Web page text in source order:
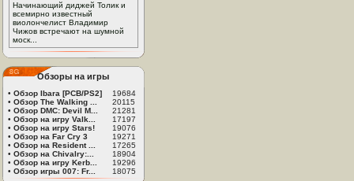
Начинающий диджей Толик и
всемирно известный
виолончелист Владимир
Чижов встречают на шумной
моск...
Обзоры на игры
• Обзор Ibara [PCB/PS2]
19684
• Обзор The Walking ...
20115
• Обзор DMC: Devil M...
21281
• Обзор на игру Valk...
17197
• Обзор на игру Stars!
19076
• Обзор на Far Cry 3
19271
• Обзор на Resident ...
17265
• Обзор на Chivalry:...
18904
• Обзор на игру Kerb...
19296
• Обзор игры 007: Fr... 18075